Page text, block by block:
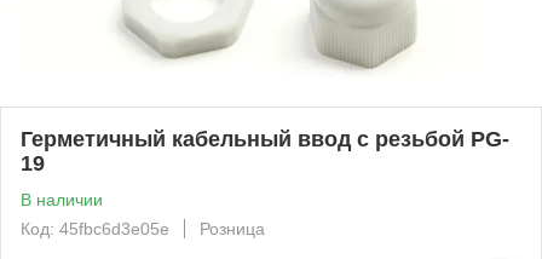
Герметичный кабельный ввод с резьбой PG-
19
В наличии
Код: 45fbc6d3e05e
Розница